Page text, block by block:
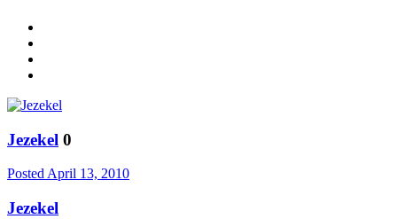
Jezekel 0
PostedApril 13, 2010
Jezekel